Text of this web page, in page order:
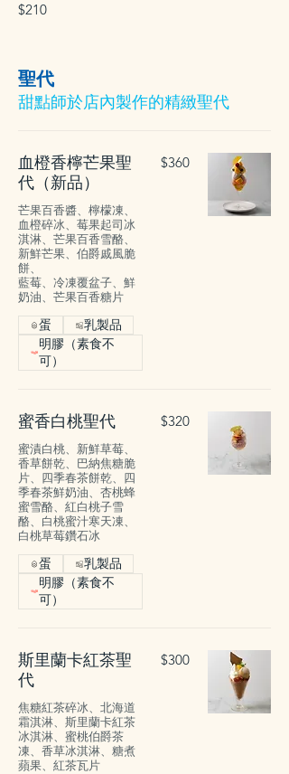
$210
聖代
甜點師於店內製作的精緻聖代
血橙香檸芒果聖
代（新品）
芒果百香醬、檸檬凍、
血橙碎冰、莓果起司冰
淇淋、芒果百香雪酪、
新鮮芒果、伯爵戚風脆
餅、
藍莓、冷凍覆盆子、鮮
奶油、芒果百香糖片
$360
蛋
乳製品
明膠（素食不
可）
蜜香白桃聖代
蜜漬白桃、新鮮草莓、
香草餅乾、巴納焦糖脆
片、四季春茶餅乾、四
季春茶鮮奶油、杏桃蜂
蜜雪酪、紅白桃子雪
酪、白桃蜜汁寒天凍、
白桃草莓鑽石冰
$320
蛋
乳製品
明膠（素食不
可）
斯里蘭卡紅茶聖
代
焦糖紅茶碎冰、北海道
霜淇淋、斯里蘭卡紅茶
冰淇淋、蜜桃伯爵茶
凍、香草冰淇淋、糖煮
蘋果、紅茶瓦片
$300